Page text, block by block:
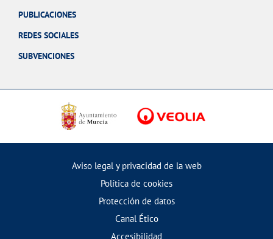
PUBLICACIONES
REDES SOCIALES
SUBVENCIONES
Aviso legal y privacidad de la web
Política de cookies
Protección de datos
Canal Ético
Accesibilidad